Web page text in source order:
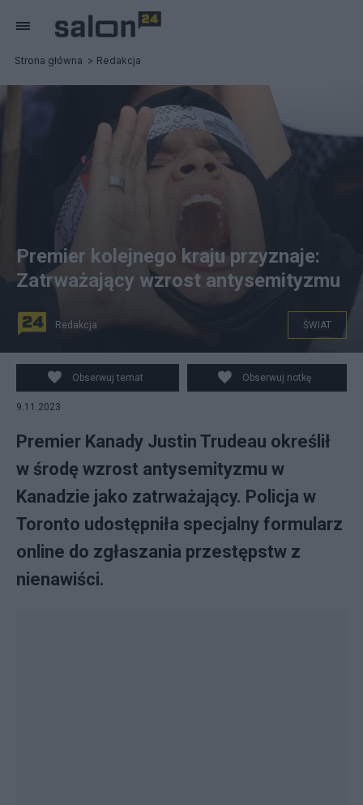
Strona główna Redakcja
"Widzimy obecnie wzrost antysemityzmu, który jest
zatrważający". Fot. PAP/EPA/REHAN KHAN
Premier kolejnego kraju przyznaje:
Zatrważający wzrost antysemityzmu
Redakcja ŚWIAT
Obserwuj temat Obserwuj notkę
9.11.2023
Premier Kanady Justin Trudeau określił
w środę wzrost antysemityzmu w
Kanadzie jako zatrważający. Policja w
Toronto udostępniła specjalny formularz
online do zgłaszania przestępstw z
nienawiści.